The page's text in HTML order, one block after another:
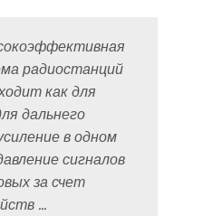
радиостанций
как для
дальнего
в одном
сигналов
за счет
…